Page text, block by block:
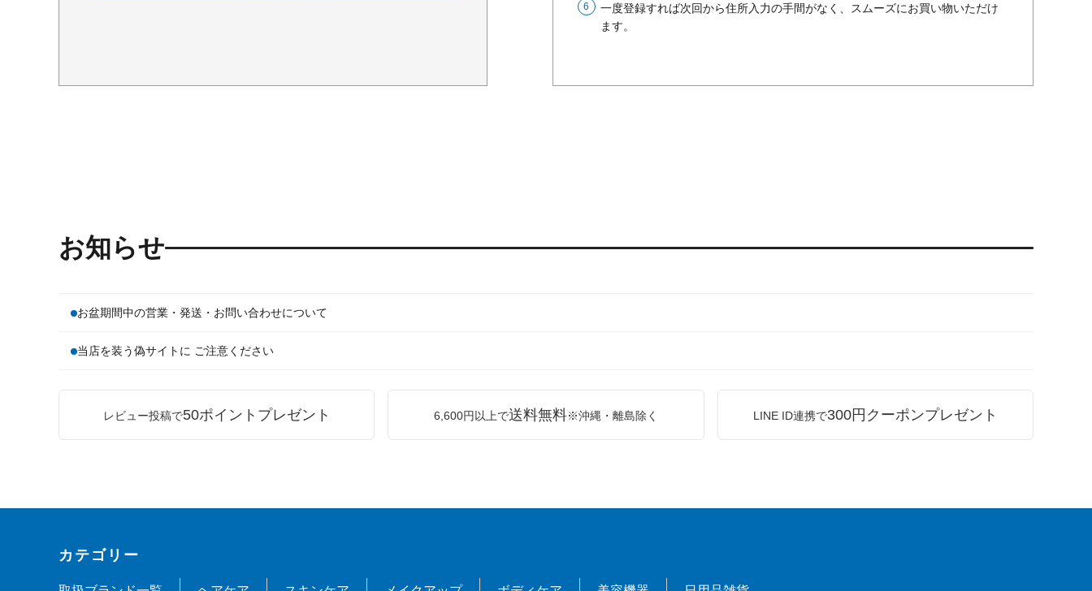
一度登録すれば次回から住所入力の手間がなく、スムーズにお買い物いただけ
ます。
お知らせ
お盆期間中の営業・発送・お問い合わせについて
当店を装う偽サイトに ご注意ください
レビュー投稿で50ポイントプレゼント 6,600円以上で送料無料※沖縄・離島除く LINE ID連携で300円クーポンプレゼント
カテゴリー